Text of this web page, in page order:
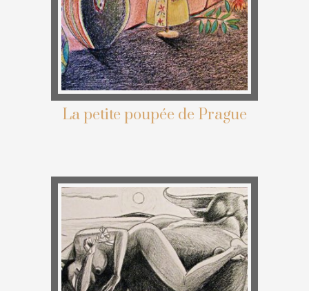
La petite poupée de Prague